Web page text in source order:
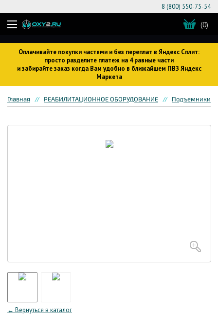
Оплачивайте покупки частями и без переплат в Яндекс Сплит:
просто разделите платеж на 4 равные части
и забирайте заказ когда Вам удобно в ближайшем ПВЗ Яндекс
Маркета
8 (800) 550-75-54
(0)
Главная РЕАБИЛИТАЦИОННОЕ ОБОРУДОВАНИЕ Подъемники
← Вернуться в каталог